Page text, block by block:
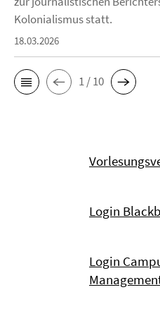
Kolonialismus statt.
18.03.2026
1 / 10
Login
Login